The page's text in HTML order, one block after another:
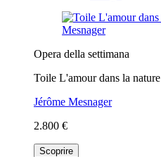
Opera della settimana
Toile L'amour dans la nature
Jérôme Mesnager
2.800 €
Scoprire